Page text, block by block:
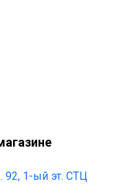
92, 1-ый эт. СТЦ